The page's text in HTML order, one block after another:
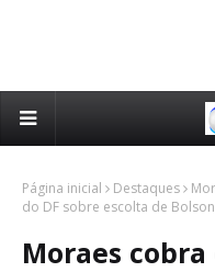
Página inicial Destaques
do DF sobre escolta de
Moraes